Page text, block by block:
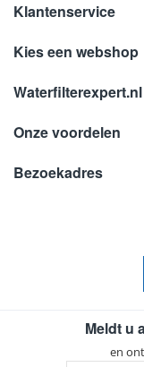
Klantenservice
Kies een webshop
Waterfilterexpert.nl
Onze voordelen
Bezoekadres
Meldt u
en